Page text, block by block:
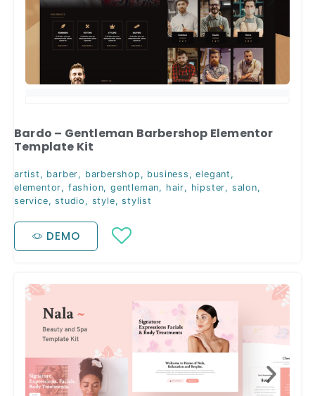
Bardo – Gentleman Barbershop Elementor
Template Kit
artist , barber, barbershop , business ,elegant ,
elementor, fashion,gentleman, hair, hipster, salon,
service,studio , style,stylist
DEMO